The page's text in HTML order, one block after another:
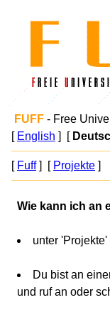
FUFF - Free
[ English ] [
[ Fuff] [ Projekte ]
Wie kann ich an
unter
Du bist an
und ruf an oder